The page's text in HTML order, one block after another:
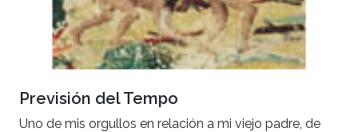
Previsión del Tempo
Uno de mis orgullos en relación a mi viejo padre, de